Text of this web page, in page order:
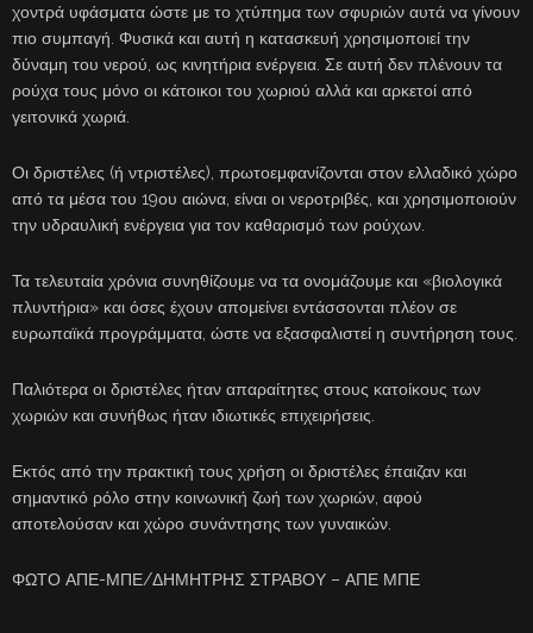
χοντρά υφάσματα ώστε με το χτύπημα των σφυριών αυτά να γίνουν
πιο συμπαγή. Φυσικά και αυτή η κατασκευή χρησιμοποιεί την
δύναμη του νερού, ως κινητήρια ενέργεια. Σε αυτή δεν πλένουν τα
ρούχα τους μόνο οι κάτοικοι του χωριού αλλά και αρκετοί από
γειτονικά χωριά.
Οι δριστέλες (ή ντριστέλες), πρωτοεμφανίζονται στον ελλαδικό χώρο
από τα μέσα του 19ου αιώνα, είναι οι νεροτριβές, και χρησιμοποιούν
την υδραυλική ενέργεια για τον καθαρισμό των ρούχων.
Τα τελευταία χρόνια συνηθίζουμε να τα ονομάζουμε και «βιολογικά
πλυντήρια» και όσες έχουν απομείνει εντάσσονται πλέον σε
ευρωπαϊκά προγράμματα, ώστε να εξασφαλιστεί η συντήρηση τους.
Παλιότερα οι δριστέλες ήταν απαραίτητες στους κατοίκους των
χωριών και συνήθως ήταν ιδιωτικές επιχειρήσεις.
Εκτός από την πρακτική τους χρήση οι δριστέλες έπαιζαν και
σημαντικό ρόλο στην κοινωνική ζωή των χωριών, αφού
αποτελούσαν και χώρο συνάντησης των γυναικών.
ΦΩΤΟ ΑΠΕ-ΜΠΕ/ΔΗΜΗΤΡΗΣ ΣΤΡΑΒΟΥ – ΑΠΕ ΜΠΕ